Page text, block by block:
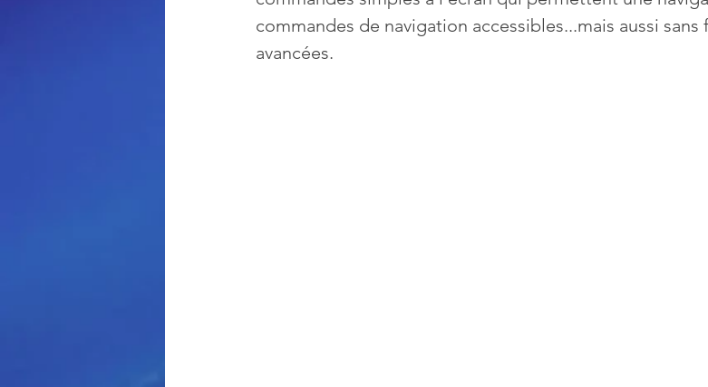
Loisir et divertissement
commandes de navigation accessibles...mais aussi
avancées.